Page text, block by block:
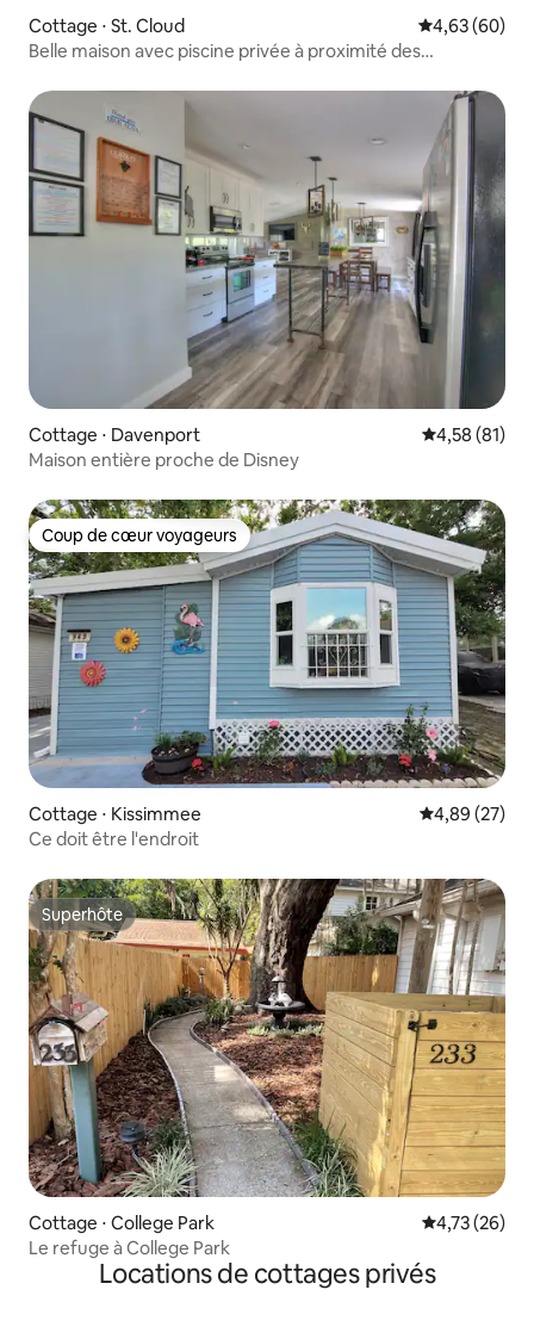
Cottage ⋅ St. Cloud Évaluation
4,63 (60)
Belle maison avec piscine privée à proximité des
Cottage ⋅ Davenport Évaluation
4,58 (81)
Maison entière proche de Disney
Coup de cœur voyageurs
Coup de cœur voyageurs
Cottage ⋅ Kissimmee Évaluation
4,89 (27)
Ce doit être l'endroit
Superhôte
Superhôte
Cottage ⋅ College Park Évaluation
4,73 (26)
Le refuge à College Park
Locations de cottages privés